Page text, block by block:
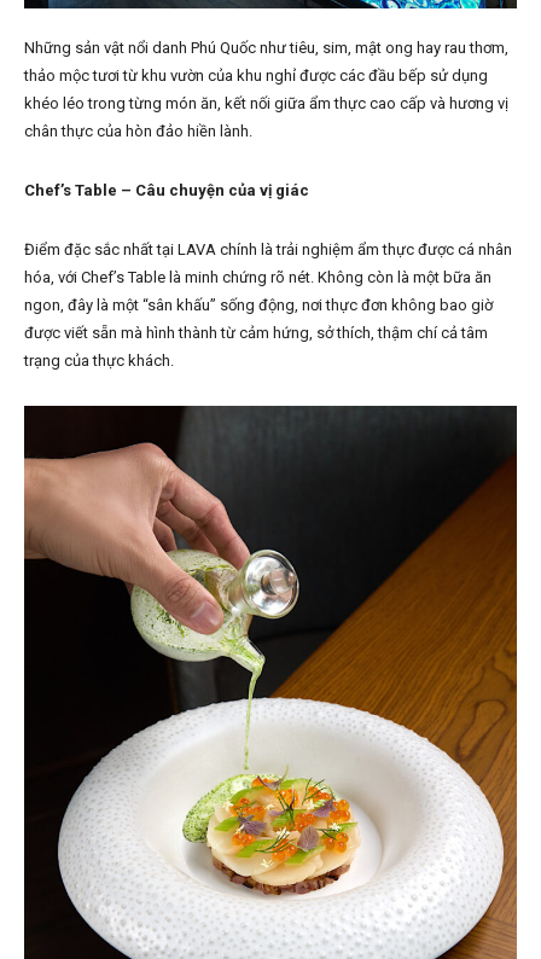
Những sản vật nổi danh Phú Quốc như tiêu, sim, mật ong hay rau thơm,
thảo mộc tươi từ khu vườn của khu nghỉ được các đầu bếp sử dụng
khéo léo trong từng món ăn, kết nối giữa ẩm thực cao cấp và hương vị
chân thực của hòn đảo hiền lành.
Chef’s Table – Câu chuyện của vị giác
Điểm đặc sắc nhất tại LAVA chính là trải nghiệm ẩm thực được cá nhân
hóa, với Chef’s Table là minh chứng rõ nét. Không còn là một bữa ăn
ngon, đây là một “sân khấu” sống động, nơi thực đơn không bao giờ
được viết sẵn mà hình thành từ cảm hứng, sở thích, thậm chí cả tâm
trạng của thực khách.